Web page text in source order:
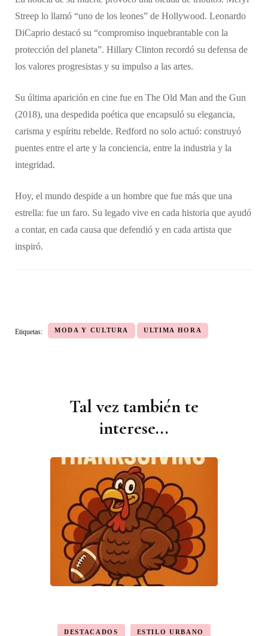
Streep lo llamó “uno de los leones” de Hollywood. Leonardo
DiCaprio destacó su “compromiso inquebrantable con la
protección del planeta”. Hillary Clinton recordó su defensa de
los valores progresistas y su impulso a las artes.
Su última aparición en cine fue en The Old Man and the Gun
(2018), una despedida poética que encapsuló su elegancia,
carisma y espíritu rebelde. Redford no solo actuó: construyó
puentes entre el arte y la conciencia, entre la industria y la
integridad.
Hoy, el mundo despide a un hombre que fue más que una
estrella: fue un faro. Su legado vive en cada historia que ayudó
a contar, en cada causa que defendió y en cada artista que
inspiró.
Etiquetas: MODA Y CULTURA ULTIMA HORA
Tal vez también te
interese...
DESTACADOS ESTILO URBANO